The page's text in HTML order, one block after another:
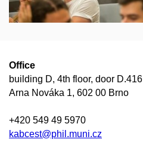
Office
building D, 4th floor, door D.416
Arna Nováka 1, 602 00 Brno
+420 549 49 5970
kabcest@phil.muni.cz